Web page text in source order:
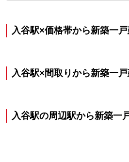
入谷駅×価格帯から新築一
入谷駅×間取りから新築一
入谷駅の周辺駅から新築一